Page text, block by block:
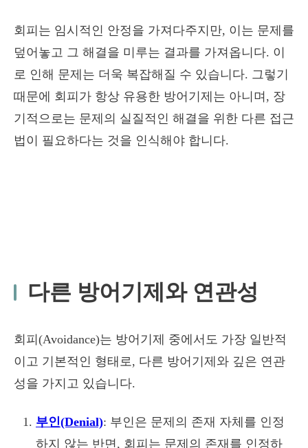
회피는 임시적인 안정을 가져다주지만, 이는 문제를
덮어놓고 그 해결을 미루는 결과를 가져옵니다. 이
로 인해 문제는 더욱 복잡해질 수 있습니다. 그렇기
때문에 회피가 항상 유용한 방어기제는 아니며, 장
기적으로는 문제의 실질적인 해결을 위한 다른 접근
법이 필요하다는 것을 인식해야 합니다.
다른 방어기제와 연관성
회피(Avoidance)는 방어기제 중에서도 가장 일반적
이고 기본적인 형태로, 다른 방어기제와 깊은 연관
성을 가지고 있습니다.
부인(Denial): 부인은 문제의 존재 자체를 인정
하지 않는 반면, 회피는 문제의 존재를 인정하